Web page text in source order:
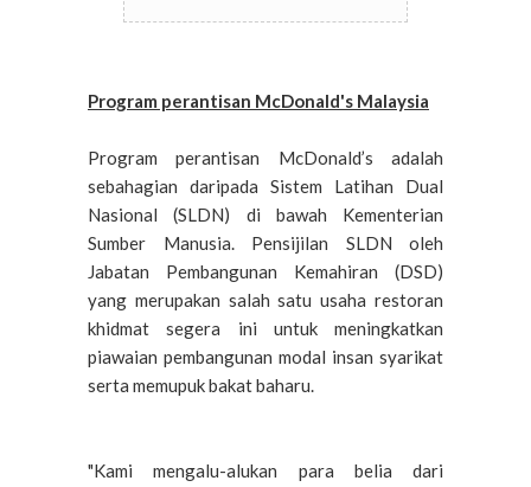
Program perantisan McDonald's Malaysia
Program perantisan McDonald’s adalah
sebahagian daripada Sistem Latihan Dual
Nasional (SLDN) di bawah Kementerian
Sumber Manusia. Pensijilan SLDN oleh
Jabatan Pembangunan Kemahiran (DSD)
yang merupakan salah satu usaha restoran
khidmat segera ini untuk meningkatkan
piawaian pembangunan modal insan syarikat
serta memupuk bakat baharu.
"Kami mengalu-alukan para belia dari